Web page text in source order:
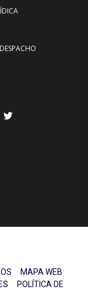
MAPA WEB
POLÍTICA DE